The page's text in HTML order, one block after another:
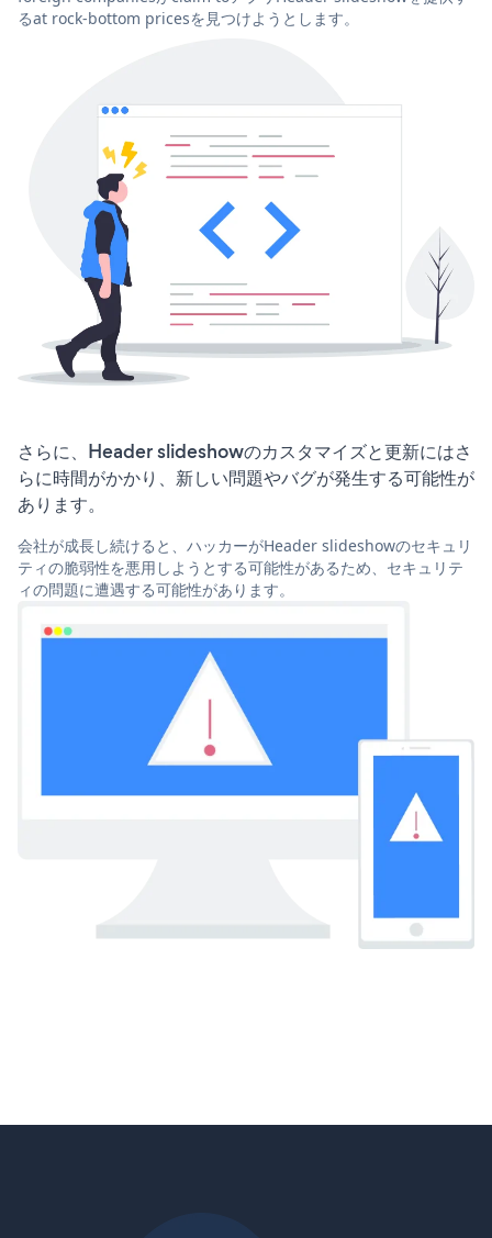
るat rock-bottom pricesを見つけようとします。
さらに、Header slideshowのカスタマイズと更新にはさ
らに時間がかかり、新しい問題やバグが発生する可能性が
あります。
会社が成長し続けると、ハッカーがHeader slideshowのセキュリ
ティの脆弱性を悪用しようとする可能性があるため、セキュリテ
ィの問題に遭遇する可能性があります。